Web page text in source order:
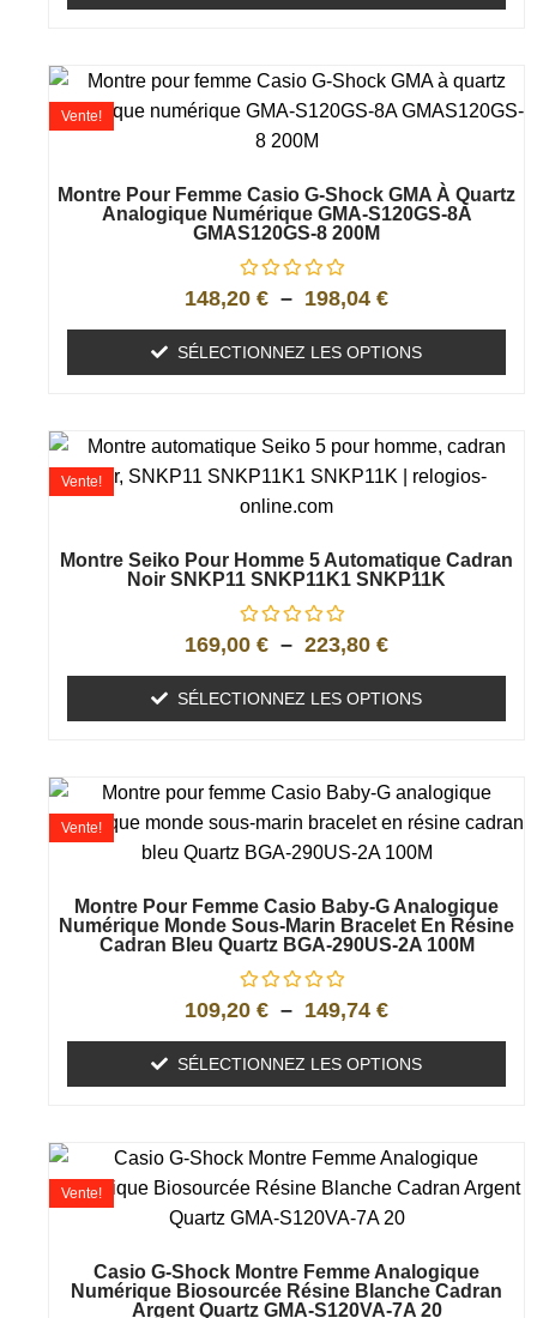
Montre Pour Femme Casio G-Shock GMA À Quartz
Analogique Numérique GMA-S120GS-8A
GMAS120GS-8 200M
Vente!
148,20 € – 198,04 €
SÉLECTIONNEZ LES OPTIONS
Montre Seiko Pour Homme 5 Automatique Cadran
Noir SNKP11 SNKP11K1 SNKP11K
Vente!
169,00 € – 223,80 €
SÉLECTIONNEZ LES OPTIONS
Montre Pour Femme Casio Baby-G Analogique
Numérique Monde Sous-Marin Bracelet En Résine
Cadran Bleu Quartz BGA-290US-2A 100M
Vente!
109,20 € – 149,74 €
SÉLECTIONNEZ LES OPTIONS
Casio G-Shock Montre Femme Analogique
Numérique Biosourcée Résine Blanche Cadran
Argent Quartz GMA-S120VA-7A 20
Vente!